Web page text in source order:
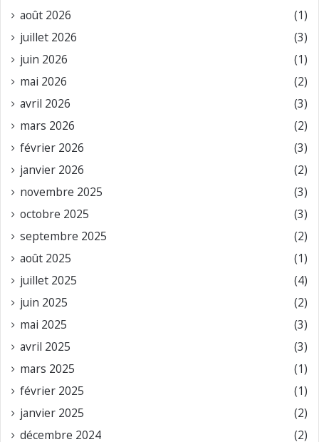
août 2026
(1)
juillet 2026
(3)
juin 2026
(1)
mai 2026
(2)
avril 2026
(3)
mars 2026
(2)
février 2026
(3)
janvier 2026
(2)
novembre 2025
(3)
octobre 2025
(3)
septembre 2025
(2)
août 2025
(1)
juillet 2025
(4)
juin 2025
(2)
mai 2025
(3)
avril 2025
(3)
mars 2025
(1)
février 2025
(1)
janvier 2025
(2)
décembre 2024
(2)